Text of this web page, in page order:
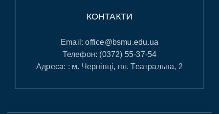
КОНТАКТИ
Email:office@bsmu.edu.ua
Телефон: (0372) 55-37-54
Адреса: : м. Чернівці, пл. Театральна, 2